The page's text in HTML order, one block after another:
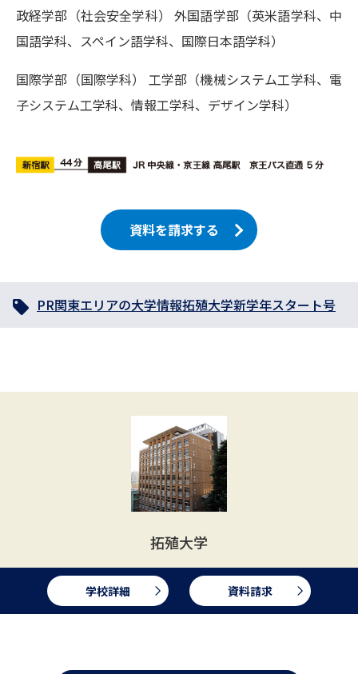
政経学部（社会安全学科） 外国語学部（英米語学科、中
国語学科、スペイン語学科、国際日本語学科）
国際学部（国際学科） 工学部（機械システム工学科、電
子システム工学科、情報工学科、デザイン学科）
資料を請求する
PR関東エリアの大学情報拓殖大学新学年スタート号
拓殖大学
学校詳細 資料請求